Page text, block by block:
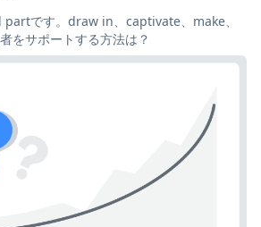
です。draw in、captivate、make、
をサポートする方法は？